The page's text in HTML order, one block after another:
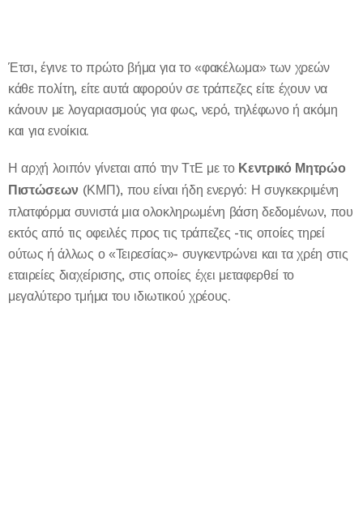
Έτσι, έγινε το πρώτο βήμα για το «φακέλωμα» των χρεών
κάθε πολίτη, είτε αυτά αφορούν σε τράπεζες είτε έχουν να
κάνουν με λογαριασμούς για φως, νερό, τηλέφωνο ή ακόμη
και για ενοίκια.
Η αρχή λοιπόν γίνεται από την ΤτΕ με το Κεντρικό Μητρώο
Πιστώσεων (ΚΜΠ), που είναι ήδη ενεργό: Η συγκεκριμένη
πλατφόρμα συνιστά μια ολοκληρωμένη βάση δεδομένων, που
εκτός από τις οφειλές προς τις τράπεζες -τις οποίες τηρεί
ούτως ή άλλως ο «Τειρεσίας»- συγκεντρώνει και τα χρέη στις
εταιρείες διαχείρισης, στις οποίες έχει μεταφερθεί το
μεγαλύτερο τμήμα του ιδιωτικού χρέους.